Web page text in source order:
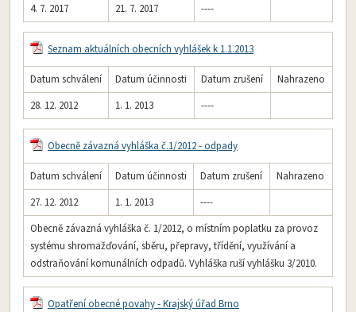
4. 7. 2017
21. 7. 2017 ----
Seznam aktuálních obecních vyhlášek k 1.1.2013
Datum schválení Datum účinnosti Datum zrušení
Nahrazeno
28. 12. 2012
1. 1. 2013 ----
Obecně závazná vyhláška č.1/2012 - odpady
Datum schválení Datum účinnosti Datum zrušení
Nahrazeno
27. 12. 2012
1. 1. 2013
----
Obecně závazná vyhláška č. 1/2012, o místním poplatku za provoz
systému shromažďování, sběru, přepravy, třídění, využívání a
odstraňování komunálních odpadů. Vyhláška ruší vyhlášku 3/2010.
Opatření obecné povahy - Krajský úřad Brno